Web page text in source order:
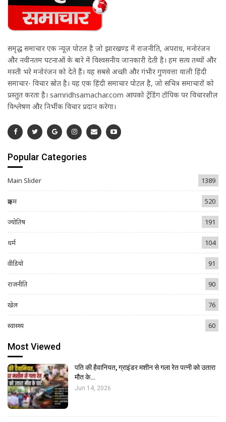
समृद्ध समाचार एक न्यूज़ पोर्टल है जो झारखण्ड में राजनीति, अपराध, मनोरंजन
और नवीनतम घटनाओं के बारे में विश्वसनीय जानकारी देती है। हम सत्य तथ्यों और
मस्ती भरे मनोरंजन को देते हैं। यह सबसे अच्छी और गंभीर गुणवत्ता वाली हिंदी
समाचार- विचार स्रोत है। यह एक हिंदी समाचार पोर्टल है, जो सचित्र समाचारों को
प्रस्तुत करता है। samridhsamachar.com आपको ट्रेंडिंग टॉपिक पर विचारशील
विश्लेषण और निर्भीक विचार प्रदान करेगा।
Popular Categories
Main Slider 1389
क्राइम 520
ज्योतिष 191
धर्म 104
वीडियो 91
राजनीति 90
खेल 76
स्वास्थ्य 60
Most Viewed
पति की हैवानियत, ग्राइंडर मशीन से गला रेत पत्नी को उतारा
मौत के…
Jun 14, 2026